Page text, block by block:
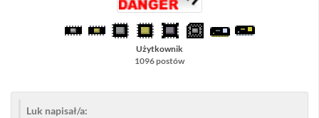
Użytkownik
1096 postów
Luk napisał/a: